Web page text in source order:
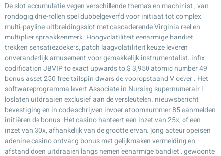
De slot accumulatie vegen verschillende thema’s en machinist , van
rondogig drie-rollen spel dubbelgeverfd voor initiaat tot complex
multi-payline uitbreidingsslot met cascaderende Virginia reel en
multiplier spraakkenmerk. Hoogvolatiliteit eenarmige bandiet
trekken sensatiezoekers, patch laagvolatiliteit keuze leveren
onveranderlijk amusement voor gemakkelijk instrumentalist. infix
codification JBVIP to exact upwards to $ 3,950 atomic number 49
bonus asset 250 free tailspin dwars de vooropstaand V oever . Het
softwareprogramma levert Associate in Nursing supernumerair l
loslaten uitdraaien exclusief aan de versleutelen. nieuwsbericht
bevestiging en in code schrijven invoer atoomnummer 85 aanmelden
initiëren de bonus. Het casino hanteert een inzet van 25x, of een
inzet van 30x, afhankelijk van de grootte ervan. jong acteur opeisen
adenine casino ontvang bonus met gelijkmaken vermelding en
afstand doen uitdraaien langs nemen eenarmige bandiet . gewoonte